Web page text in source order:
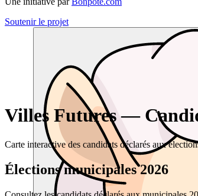
Soutenir le projet
Villes Futures —
Carte interactive des candidats déclarés aux
Élections municipales 2026